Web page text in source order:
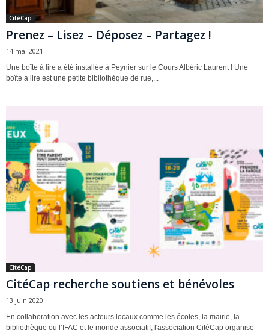
CitéCap
Prenez – Lisez – Déposez – Partagez !
14 mai 2021
Une boîte à lire a été installée à Peynier sur le Cours Albéric Laurent ! Une
boîte à lire est une petite bibliothèque de rue,...
CitéCap
CitéCap recherche soutiens et bénévoles
13 juin 2020
En collaboration avec les acteurs locaux comme les écoles, la mairie, la
bibliothèque ou l’IFAC et le monde associatif, l'association CitéCap organise